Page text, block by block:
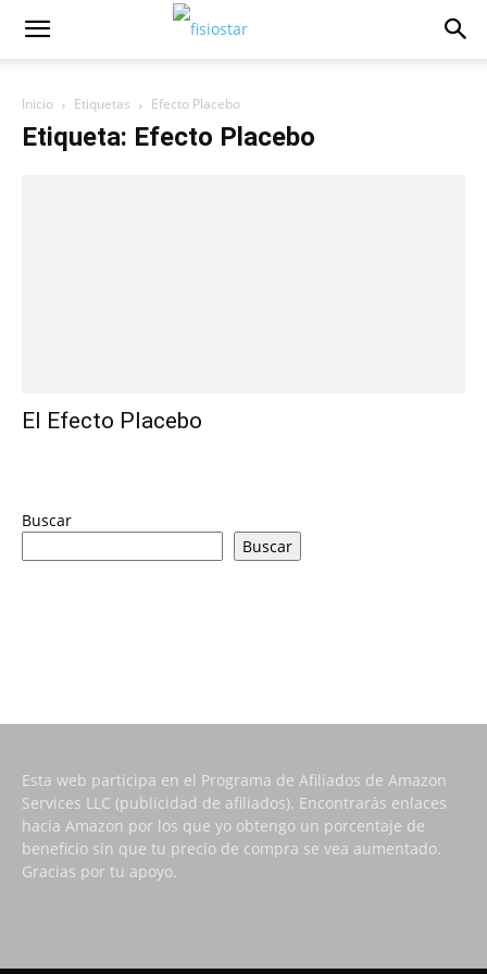
Inicio Etiquetas Efecto Placebo
Etiqueta: Efecto Placebo
El Efecto Placebo
Buscar
Buscar
Esta web participa en el Programa de Afiliados de Amazon
Services LLC (publicidad de afiliados). Encontrarás enlaces
hacia Amazon por los que yo obtengo un porcentaje de
beneficio sin que tu precio de compra se vea aumentado.
Gracias por tu apoyo.